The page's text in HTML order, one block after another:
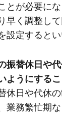
とが​必要にな
早く​調整し
設定すると​い
振替休日や​
ように​する​こ
休日や​代休
業務繁忙期